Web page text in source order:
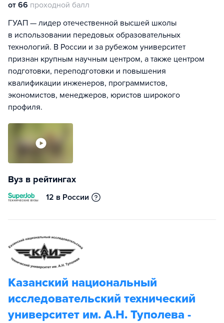
от 66 проходной балл
ГУАП — лидер отечественной высшей школы
в использовании передовых образовательных
технологий. В России и за рубежом университет
признан крупным научным центром, а также центром
подготовки, переподготовки и повышения
квалификации инженеров, программистов,
экономистов, менеджеров, юристов широкого
профиля.
Вуз в рейтингах
12 в России
Казанский национальный
исследовательский технический
университет им. А.Н. Туполева -